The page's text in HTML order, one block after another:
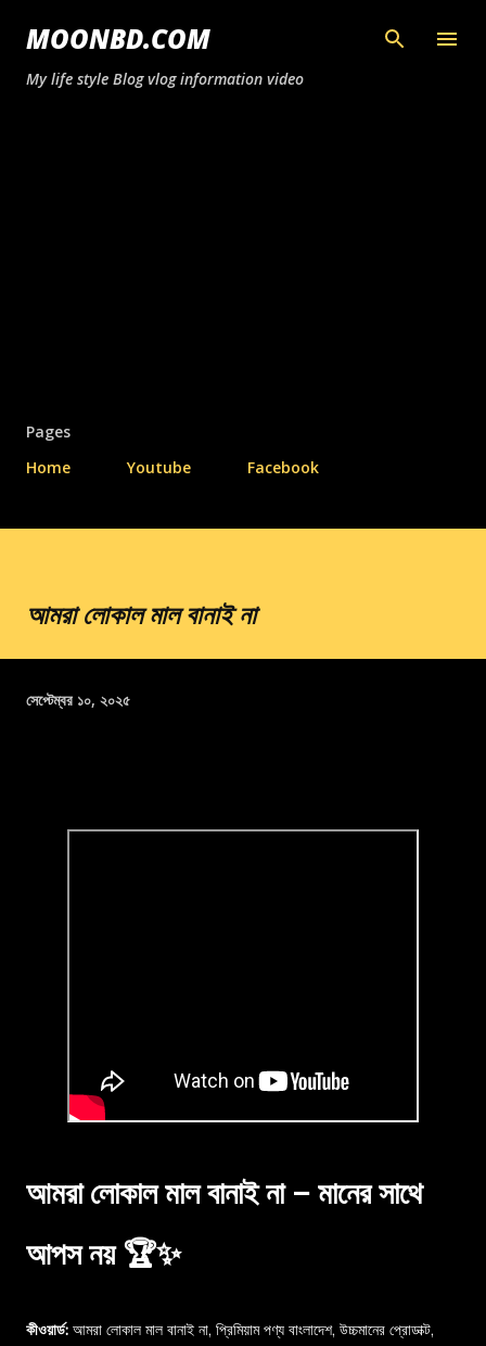
সরাসরি প্রধান সামগ্রীতে চলে যান
MOONBD.COM
My life style Blog vlog information video
Pages
Home
Youtube Facebook
আমরা লোকাল মাল বানাই না
সেপ্টেম্বর ১০, ২০২৫
আমরা লোকাল মাল বানাই না – মানের সাথে
আপস নয় 🏆✨
কীওয়ার্ড: আমরা লোকাল মাল বানাই না, প্রিমিয়াম পণ্য বাংলাদেশ, উচ্চমানের প্রোডাক্ট,